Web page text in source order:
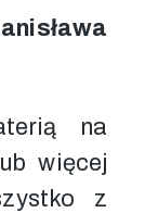
na
więcej
z